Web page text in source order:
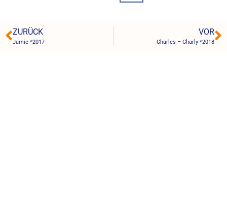
ZURÜCK
Jamie *2017
VOR
Charles – Charly *2018